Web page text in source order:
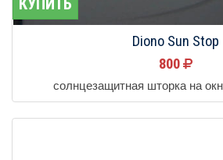
КУПИТЬ
Diono Sun Stop
800
солнцезащитная шторка на